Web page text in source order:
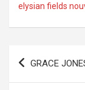
elysian fields
Navigation
GRACE